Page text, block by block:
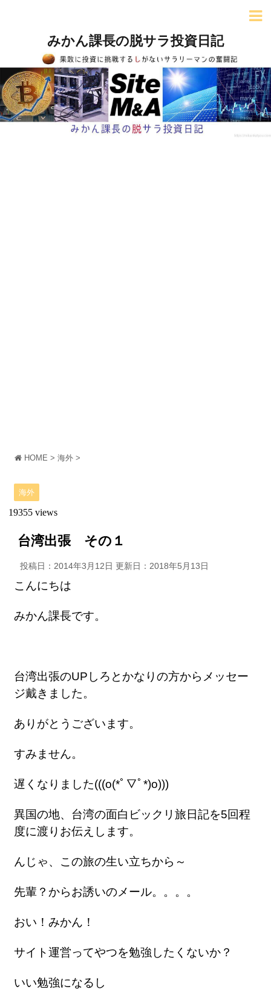
みかん課長の脱サラ投資日記
HOME > 海外 >
海外
19355 views
台湾出張 その１
投稿日：2014年3月12日 更新日： 2018年5月13日
こんにちは
みかん課長です。
台湾出張のUPしろとかなりの方からメッセー
ジ戴きました。
ありがとうございます。
すみません。
遅くなりました(((o(*ﾟ▽ﾟ*)o)))
異国の地、台湾の面白ビックリ旅日記を5回程
度に渡りお伝えします。
んじゃ、この旅の生い立ちから～
先輩？からお誘いのメール。。。。
おい！みかん！
サイト運営ってやつを勉強したくないか？
いい勉強になるし